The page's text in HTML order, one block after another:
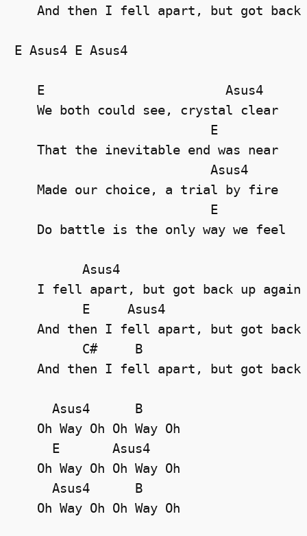
And then I fell apart, but got back
E Asus4 E Asus4
   E                        Asus4
   We both could see, crystal clear
                          E
   That the inevitable end was near
                          Asus4
   Made our choice, a trial by fire
                          E
   Do battle is the only way we feel
         Asus4
   I fell apart, but got back up again
         E     Asus4
And then I fell apart, but got back
         C#     B
And then I fell apart, but got back
     Asus4      B
   Oh Way Oh Oh Way Oh
     E       Asus4
   Oh Way Oh Oh Way Oh
     Asus4      B
   Oh Way Oh Oh Way Oh